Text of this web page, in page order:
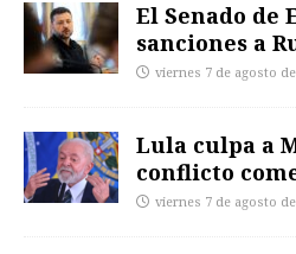
El Senado de
sanciones a
viernes 7 de agosto
Lula culpa a
conflicto
viernes 7 de agosto